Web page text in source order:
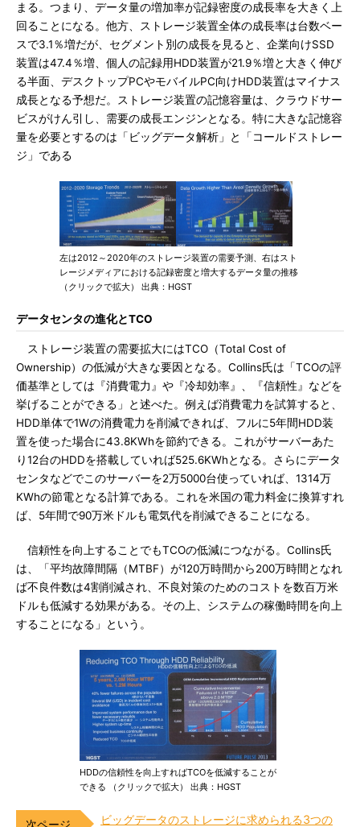
まる。つまり、データ量の増加率が記録密度の成長率を大きく上
回ることになる。他方、ストレージ装置全体の成長率は台数ベー
スで3.1％増だが、セグメント別の成長を見ると、企業向けSSD
装置は47.4％増、個人の記録用HDD装置が21.9％増と大きく伸び
る半面、デスクトップPCやモバイルPC向けHDD装置はマイナス
成長となる予想だ。ストレージ装置の記憶容量は、クラウドサー
ビスがけん引し、需要の成長エンジンとなる。特に大きな記憶容
量を必要とするのは「ビッグデータ解析」と「コールドストレー
ジ」である
左は2012～2020年のストレージ装置の需要予測、右はスト
レージメディアにおける記録密度と増大するデータ量の推移
（クリックで拡大） 出典：HGST
データセンタの進化とTCO
ストレージ装置の需要拡大にはTCO（Total Cost of
Ownership）の低減が大きな要因となる。Collins氏は「TCOの評
価基準としては『消費電力』や『冷却効率』、『信頼性』などを
挙げることができる」と述べた。例えば消費電力を試算すると、
HDD単体で1Wの消費電力を削減できれば、フルに5年間HDD装
置を使った場合に43.8KWhを節約できる。これがサーバーあた
り12台のHDDを搭載していれば525.6KWhとなる。さらにデータ
センタなどでこのサーバーを2万5000台使っていれば、1314万
KWhの節電となる計算である。これを米国の電力料金に換算すれ
ば、5年間で90万米ドルも電気代を削減できることになる。
信頼性を向上することでもTCOの低減につながる。Collins氏
は、「平均故障間隔（MTBF）が120万時間から200万時間となれ
ば不良件数は4割削減され、不良対策のためのコストを数百万米
ドルも低減する効果がある。その上、システムの稼働時間を向上
することになる」という。
HDDの信頼性を向上すればTCOを低減することが
できる （クリックで拡大） 出典：HGST
ビッグデータのストレージに求められる3つの